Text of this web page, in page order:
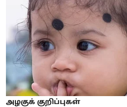
அழகுக் குறிப்புகள்